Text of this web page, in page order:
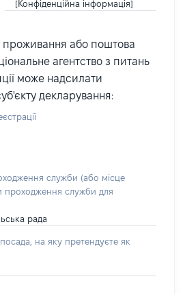
[Конфіденційна інформація]
проживання або поштова
агентство з питань
може надсилати
декларування:
служби (або місце
проходження служби для
рада
на яку претендуєте як